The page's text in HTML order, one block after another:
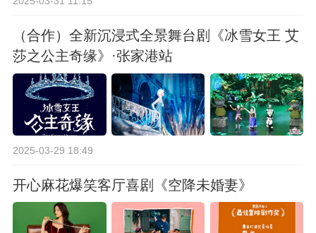
（合作）全新沉浸式全景舞台剧《冰雪女王 艾
莎之公主奇缘》·张家港站
2025-03-29 18:49
开心麻花爆笑客厅喜剧《空降未婚妻》